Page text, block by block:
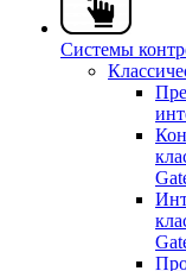
Системы